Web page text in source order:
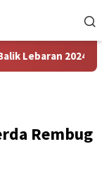
2024 Diperkirakan
Rembug